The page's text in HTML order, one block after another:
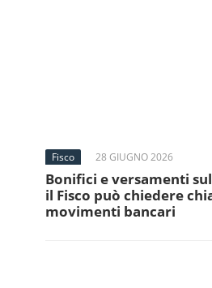
Fisco 28 GIUGNO 2026
Bonifici e versamenti
il Fisco può chiedere
movimenti bancari